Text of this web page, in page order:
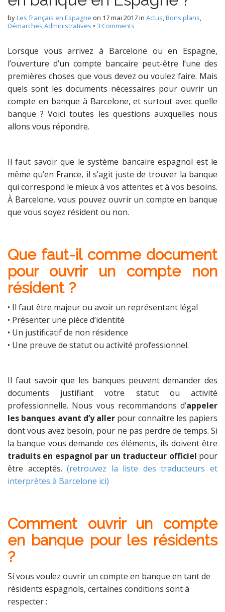
byLes français en Espagne on 17 mai 2017in Actus,Bons plans,
Démarches Administratives • 3 Comments
Lorsque vous arrivez à Barcelone ou en Espagne,
l’ouverture d’un compte bancaire peut-être l’une des
premières choses que vous devez ou voulez faire. Mais
quels sont les documents nécessaires pour ouvrir un
compte en banque à Barcelone, et surtout avec quelle
banque ? Voici toutes les questions auxquelles nous
allons vous répondre.
Il faut savoir que le système bancaire espagnol est le
même qu’en France, il s’agit juste de trouver la banque
qui correspond le mieux à vos attentes et à vos besoins.
À Barcelone, vous pouvez ouvrir un compte en banque
que vous soyez résident ou non.
Que faut-il comme document
pour ouvrir un compte non
résident ?
• Il faut être majeur ou avoir un représentant légal
• Présenter une pièce d’identité
• Un justificatif de non résidence
• Une preuve de statut ou activité professionnel.
Il faut savoir que les banques peuvent demander des
documents justifiant votre statut ou activité
professionnelle. Nous vous recommandons d’appeler
les banques avant d’y aller pour connaitre les papiers
dont vous avez besoin, pour ne pas perdre de temps. Si
la banque vous demande ces éléments, ils doivent être
traduits en espagnol par un traducteur officiel pour
être acceptés.(retrouvez la liste des traducteurs et
interprètes à Barcelone ici)
Comment ouvrir un compte
en banque pour les résidents
?
Si vous voulez ouvrir un compte en banque en tant de
résidents espagnols, certaines conditions sont à
respecter :